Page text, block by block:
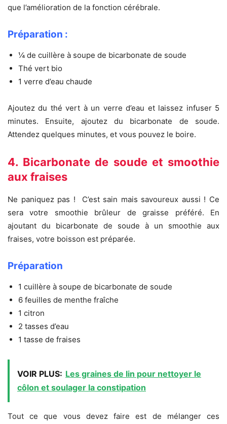
que l’amélioration de la fonction cérébrale.
Préparation :
¼ de cuillère à soupe de bicarbonate de soude
Thé vert bio
1 verre d’eau chaude
Ajoutez du thé vert à un verre d’eau et laissez infuser 5
minutes. Ensuite, ajoutez du bicarbonate de soude.
Attendez quelques minutes, et vous pouvez le boire.
4. Bicarbonate de soude et smoothie
aux fraises
Ne paniquez pas ! C’est sain mais savoureux aussi ! Ce
sera votre smoothie brûleur de graisse préféré. En
ajoutant du bicarbonate de soude à un smoothie aux
fraises, votre boisson est préparée.
Préparation
1 cuillère à soupe de bicarbonate de soude
6 feuilles de menthe fraîche
1 citron
2 tasses d’eau
1 tasse de fraises
VOIR PLUS: Les graines de lin pour nettoyer le
côlon et soulager la constipation
Tout ce que vous devez faire est de mélanger ces